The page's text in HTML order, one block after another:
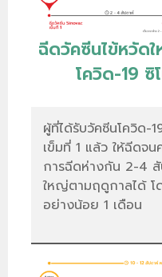
ฉีดวัคซีนไข้หวัด
โควิด-19 ซิ
ผู้ที่ได้รับวัคซีนโควิด-
เข็มที่ 1 แล้ว ให้ฉีดจ
การฉีดห่างกัน 2-4
ใหญ่ตามฤดูกาลได้ โ
อย่างน้อย 1 เดือน